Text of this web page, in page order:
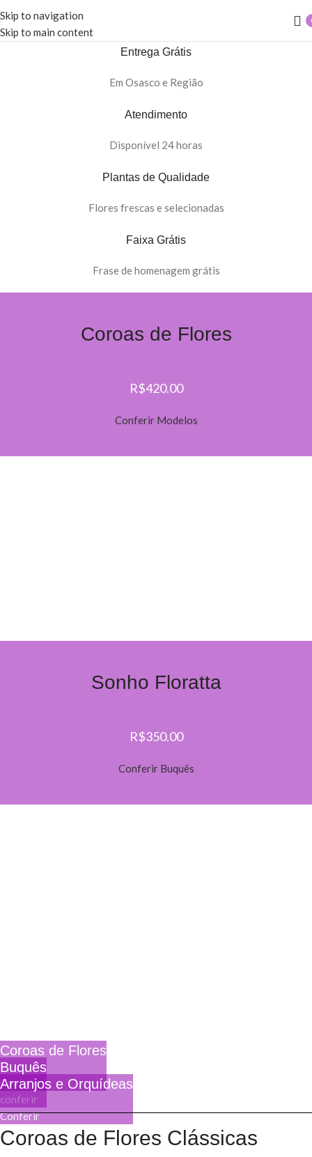
Skip to navigation
Skip to main content
Entrega Grátis
Em Osasco e Região
Atendimento
Disponível 24 horas
Plantas de Qualidade
Flores frescas e selecionadas
Faixa Grátis
Frase de homenagem grátis
Coroas de Flores
R$420.00
Conferir Modelos
Sonho Floratta
R$350.00
Conferir Buquês
Coroas de Flores
Conferir
Buquês
conferir
Arranjos e Orquídeas
Conferir
Coroas de Flores Clássicas